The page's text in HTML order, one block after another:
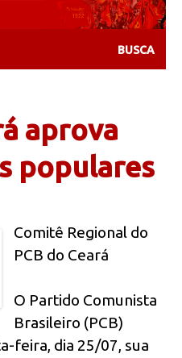
aprova
populares
Comitê Regional do
PCB do Ceará
O Partido Comunista
Brasileiro (PCB)
feira, dia 25/07, sua